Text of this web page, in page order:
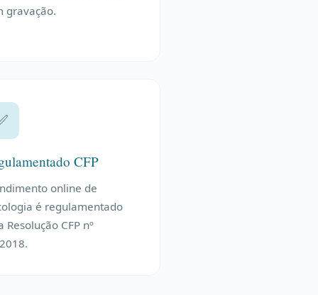
gravação.
CFP
online de
é regulamentado
Resolução CFP nº